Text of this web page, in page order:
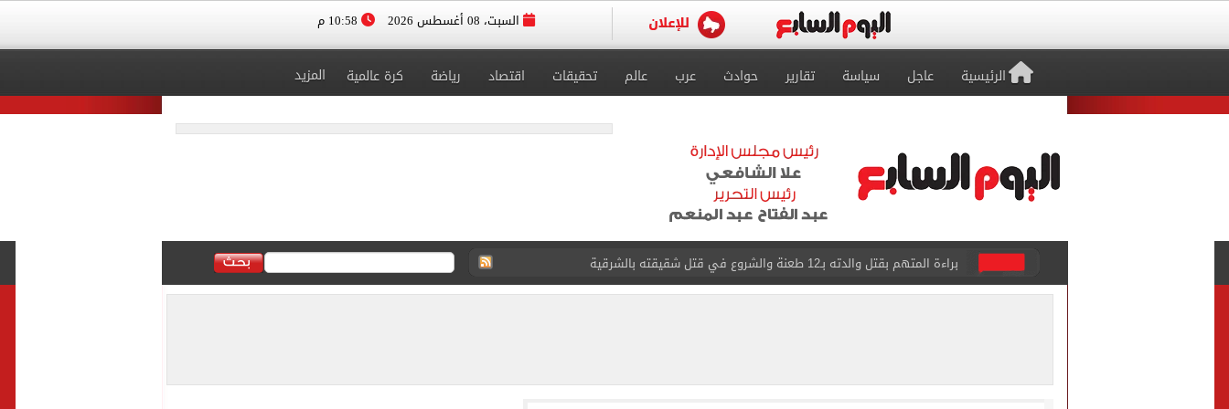
السبت، 08 أغسطس 2026
الرئيسية عاجل سياسة تقارير حوادث عرب عالم تحقيقات اقتصاد رياضة كرة عالمية المزيد
بيتسو موسيماني مديرا فنيا لمنتخب جنوب أفريقيا
كل شيء يبدأ من العقل.. رسالة غامضة من عبد الله السعيد بعد غيابه عن الزمالك
تقارير: الأهلى يضع اللمسات الأخيرة على صفقة جوردان مينديز